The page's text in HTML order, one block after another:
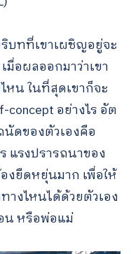
บทที่เขาเผชิญอยู่จะ
มื่อผลออกมาว่าเขา
น ในที่สุดเขาก็จะ
concept อย่างไร อัต
ดของตัวเองคือ
แรงปรารถนาของ
งยืดหยุ่นมาก เพื่อให้
างไหนได้ด้วยตัวเอง
น หรือพ่อแม่